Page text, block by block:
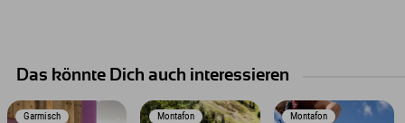
Das könnte Dich auch interessieren
Garmisch Montafon Montafon